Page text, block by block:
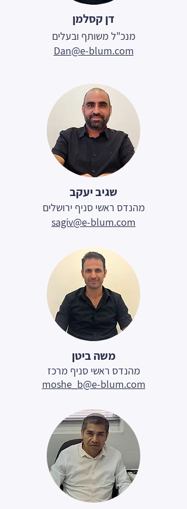
דן קסלמן
מנכ"ל משותף ובעלים
Dan@e-blum.com
שגיב יעקב
מהנדס ראשי סניף ירושלים
sagiv@e-blum.com
משה ביטן
מהנדס ראשי סניף מרכז
moshe_b@e-blum.com